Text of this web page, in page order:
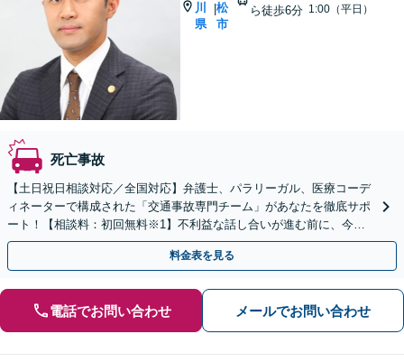
川
県
|松
市
ら徒歩6分 1:00（平日）
死亡事故
【土日祝日相談対応／全国対応】弁護士、パラリーガル、医療コーデ
ィネーターで構成された「交通事故専門チーム」があなたを徹底サポ
ート！【相談料：初回無料※1】不利益な話し合いが進む前に、今す
ぐ相談！
料金表を見る
電話でお問い合わせ メールでお問い合わせ